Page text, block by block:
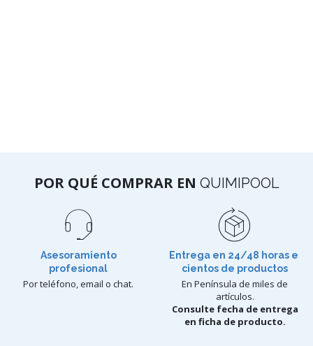
POR QUÉ COMPRAR EN QUIMIPOOL
Asesoramiento
profesional
Por teléfono, email o chat.
Entrega en 24/48 horas e
cientos de productos
En Península de miles de
artículos.
Consulte fecha de entrega
en ficha de producto.